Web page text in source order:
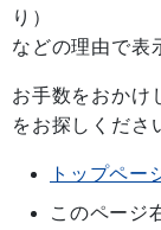
り）
などの理由で表
お手数をおかけ
をお探しくださ
トップペ
このページ